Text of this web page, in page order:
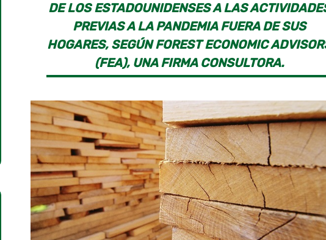
DE LOS ESTADOUNIDENSES A LAS
PREVIAS A LA PANDEMIA FUERA DE SUS
HOGARES, SEGÚN FOREST ECONOMIC
(FEA), UNA FIRMA CONSULTORA.